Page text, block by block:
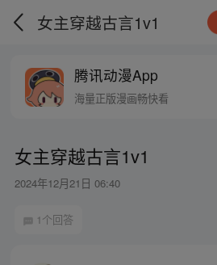
女主穿越古言1v1
腾讯动漫App
海量正版漫画畅快看
女主穿越古言1v1
2024年12月21日 06:40
1个回答